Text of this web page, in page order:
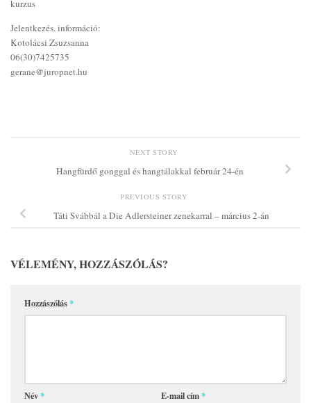
kurzus
Jelentkezés. információ:
Kotolácsi Zsuzsanna
06(30)7425735
gerane@juropnet.hu
NEXT STORY
Hangfürdő gonggal és hangtálakkal február 24-én
PREVIOUS STORY
Táti Svábbál a Die Adlersteiner zenekarral – március 2-án
VÉLEMÉNY, HOZZÁSZÓLÁS?
Hozzászólás*
Név* E-mail cím*